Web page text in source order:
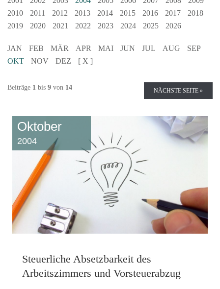
2010
2011 2012 2013 2014 2015 2016 2017
2018
2019
2020 2021 2022 2023 2024 2025 2026
JAN FEB MÄR APR MAI JUN JUL AUG
SEP
OKT
NOV DEZ [ X ]
Beiträge 1 bis 9 von 14 NÄCHSTE SEITE »
Oktober
2004
Steuerliche Absetzbarkeit des
Arbeitszimmers und Vorsteuerabzug